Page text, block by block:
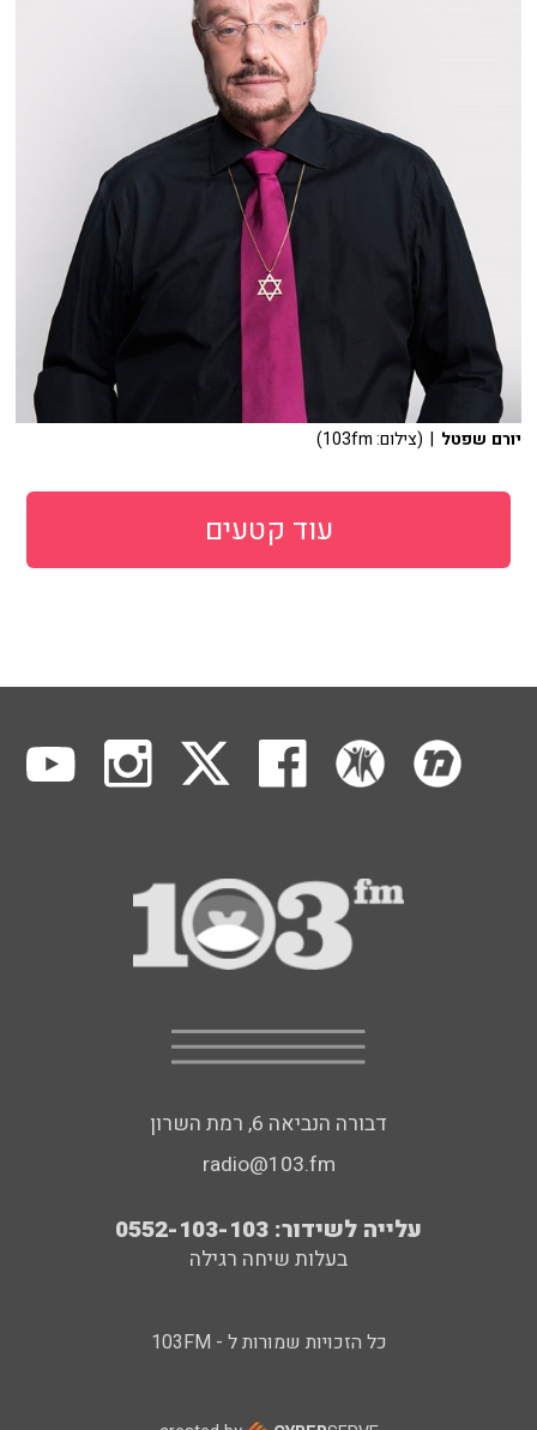
יורם שפטל | (צילום: 103fm)
עוד קטעים
דבורה הנביאה 6, רמת השרון
radio@103.fm
עלייה לשידור: 0552-103-103
בעלות שיחה רגילה
כל הזכויות שמורות ל - 103FM